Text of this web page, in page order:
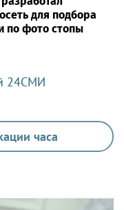
для подбора
по фото стопы
24СМИ
часа